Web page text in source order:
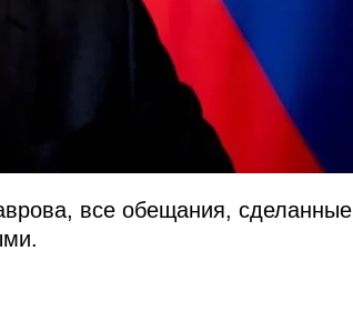
все обещания, сделанные